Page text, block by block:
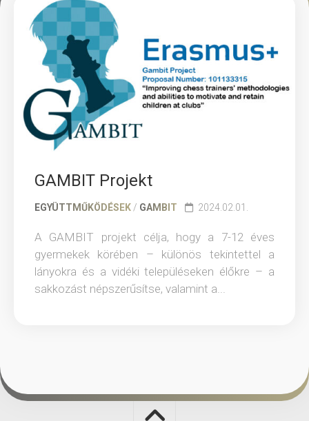
GAMBIT Projekt
EGYÜTTMŰKÖDÉSEK / GAMBIT 2024.02.01.
A GAMBIT projekt célja, hogy a 7-12 éves
gyermekek körében – különös tekintettel a
lányokra és a vidéki településeken élőkre – a
sakkozást népszerűsítse, valamint a...